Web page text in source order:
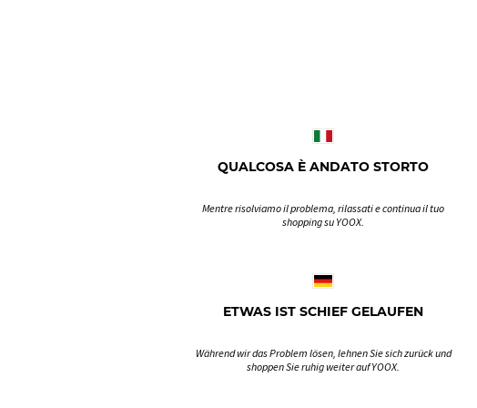
QUALCOSA È ANDATO STORTO
Mentre risolviamo il problema, rilassati e continua il tuo
shopping su YOOX.
ETWAS IST SCHIEF GELAUFEN
Während wir das Problem lösen, lehnen Sie sich zurück und
shoppen Sie ruhig weiter auf YOOX.